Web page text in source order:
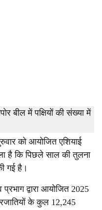
को आयोजित एशियाई
है कि पिछले साल की तुलना
गई है।
द्वारा आयोजित 2025
के कुल 12,245